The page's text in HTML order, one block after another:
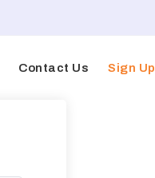
Contact Us Sign Up